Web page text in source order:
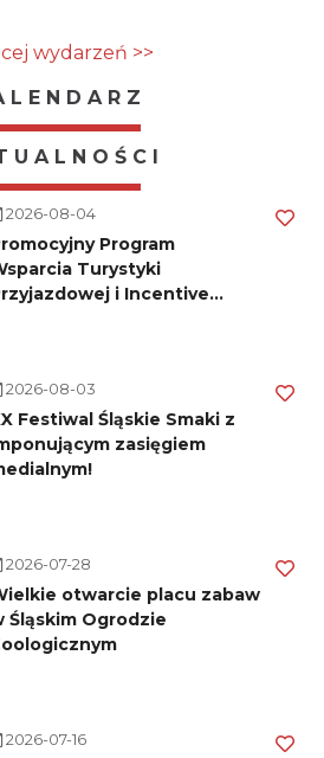
wydarzeń >>
2026-08-04
Program
Turystyki
i Incentive
2026-08-03
Festiwal Śląskie Smaki z
zasięgiem
2026-07-28
otwarcie placu zabaw
Śląskim Ogrodzie
2026-07-16